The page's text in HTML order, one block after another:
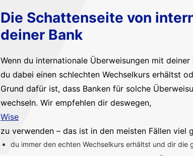
Die Schattenseite von
deiner Bank
Wenn du internationale Überweisungen mit
du dabei einen schlechten Wechselkurs erhältst
Grund dafür ist, dass Banken für solche
wechseln. Wir empfehlen dir deswegen,
Wise
zu verwenden – das ist in den meisten Fällen
du immer den echten Wechselkurs erhältst und dir die